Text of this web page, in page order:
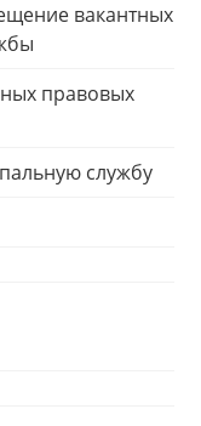
вакантных
правовых
службу